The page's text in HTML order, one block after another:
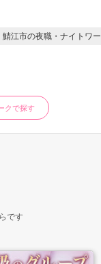
鯖江市の夜職・ナイトワ
クで探す
です